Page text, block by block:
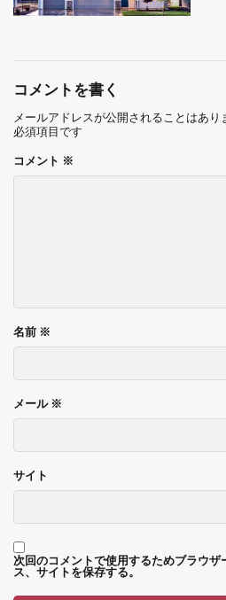
コメントを書く
メールアドレスが公開されることはあり
必須項目です
コメント ※
名前 ※
メール ※
サイト
次回のコメントで使用するためブラウ
ス、サイトを保存する。